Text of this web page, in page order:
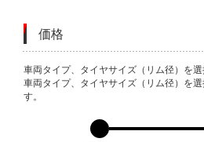
価格
VARIATIONS
車両タイプ、タイヤサイズ（リム径）を選
車両タイプ、タイヤサイズ（リム径）を
す。